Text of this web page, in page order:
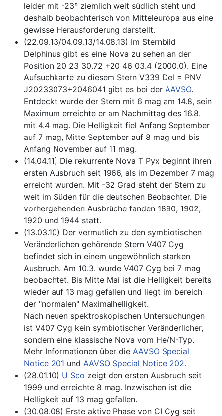
leider mit -23° ziemlich weit südlich steht und
deshalb beobachterisch von Mitteleuropa aus eine
gewisse Herausforderung darstellt.
(22.09.13/04.09.13/14.08.13) Im Sternbild
Delphinus gibt es eine Nova zu sehen an der
Position 20 23 30.72 +20 46 03.4 (2000.0). Eine
Aufsuchkarte zu diesem Stern V339 Del = PNV
J20233073+2046041 gibt es bei der AAVSO.
Entdeckt wurde der Stern mit 6 mag am 14.8, sein
Maximum erreichte er am Nachmittag des 16.8.
mit 4.4 mag. Die Helligkeit fiel Anfang September
auf 7 mag, Mitte September auf 8 mag und bis
Anfang November auf 11 mag.
(14.04.11) Die rekurrente Nova T Pyx beginnt ihren
ersten Ausbruch seit 1966, als im Dezember 7 mag
erreicht wurden. Mit -32 Grad steht der Stern zu
weit im Süden für die deutschen Beobachter. Die
vorhergehenden Ausbrüche fanden 1890, 1902,
1920 und 1944 statt.
(13.03.10) Der vermutlich zu den symbiotischen
Veränderlichen gehörende Stern V407 Cyg
befindet sich in einem ungewöhnlich starken
Ausbruch. Am 10.3. wurde V407 Cyg bei 7 mag
beobachtet. Bis Mitte Mai ist die Helligkeit bereits
wieder auf 13 mag gefallen und liegt im bereich
der "normalen" Maximalhelligkeit.
Nach neuen spektroskopischen Untersuchungen
ist V407 Cyg kein symbiotischer Veränderlicher,
sondern eine klassische Nova vom He/N-Typ.
Mehr Informationen über die AAVSO Special
Notice 201 und AAVSO Special Notice 202.
(28.01.10) U Sco zeigt den ersten Ausbruch seit
1999 und erreichte 8 mag. Inzwischen ist die
Helligkeit auf 13 mag gefallen.
(30.08.08) Erste aktive Phase von CI Cyg seit